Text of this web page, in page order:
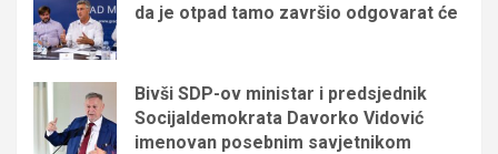
da je otpad tamo završio odgovarat će
Bivši SDP-ov ministar i predsjednik
Socijaldemokrata Davorko Vidović
imenovan posebnim savjetnikom